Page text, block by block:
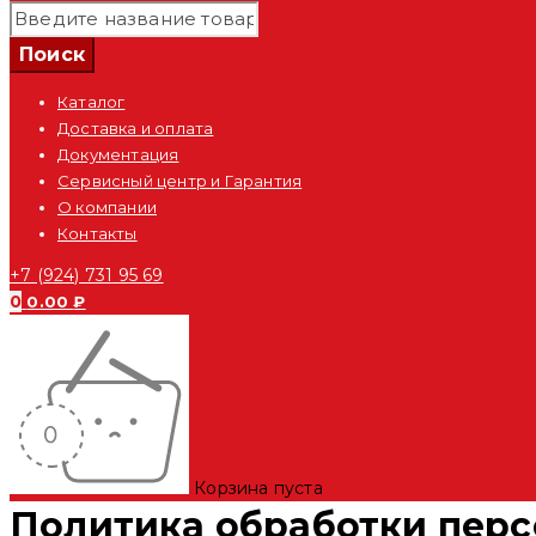
Каталог
Доставка и оплата
Документация
Сервисный центр и Гарантия
О компании
Контакты
+7 (924) 731 95 69
0 0.00₽
Корзина пуста
Политика обработки